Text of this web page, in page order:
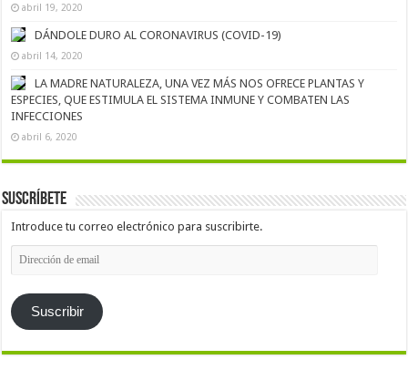
abril 19, 2020
DÁNDOLE DURO AL CORONAVIRUS (COVID-19)
abril 14, 2020
LA MADRE NATURALEZA, UNA VEZ MÁS NOS OFRECE PLANTAS Y
ESPECIES, QUE ESTIMULA EL SISTEMA INMUNE Y COMBATEN LAS
INFECCIONES
abril 6, 2020
Suscríbete
Introduce tu correo electrónico para suscribirte.
Dirección
de
Suscribir